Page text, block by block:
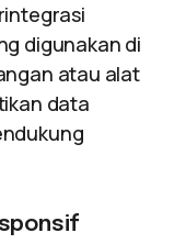
digunakan di
atau alat
data